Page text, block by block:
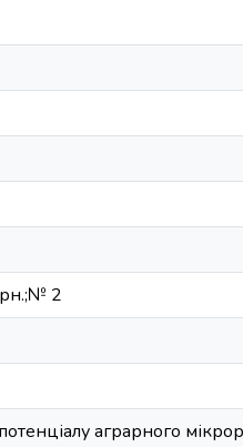
2
аграрного